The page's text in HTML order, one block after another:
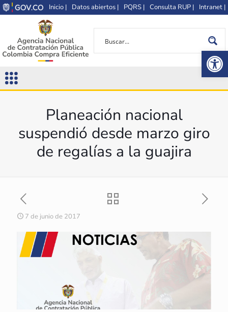
Inicio | Datos abiertos | PQRS | Consulta RUP | Intranet |
Planeación nacional
suspendió desde marzo giro
de regalías a la guajira
7 de junio de 2017